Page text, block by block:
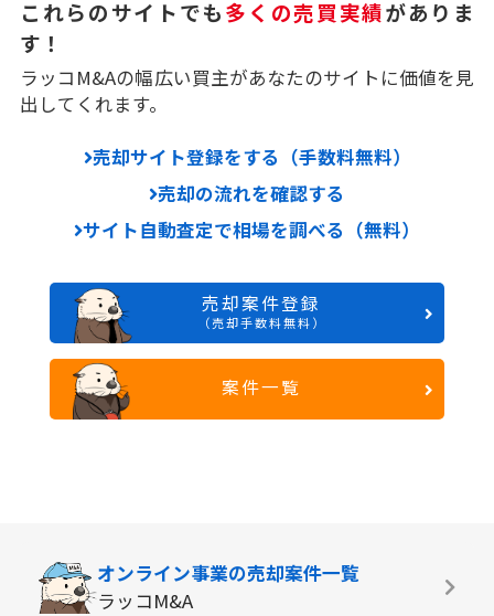
これらのサイトでも多くの売買実績がありま
す！
ラッコM&Aの幅広い買主があなたのサイトに価値を見
出してくれます。
売却サイト登録をする（手数料無料）
売却の流れを確認する
サイト自動査定で相場を調べる（無料）
売却案件登録
（売却手数料無料）
案件一覧
オンライン事業の売却案件一覧
ラッコM&A